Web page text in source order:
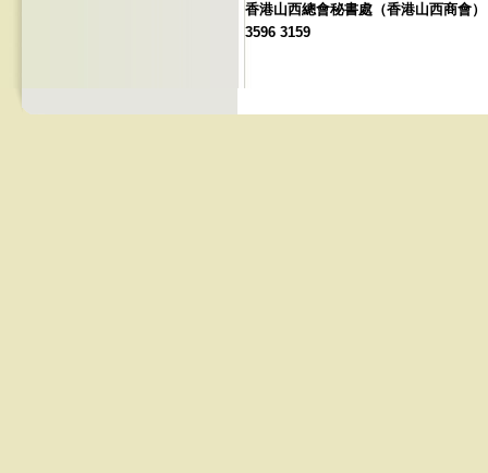
香港山西總會秘書處 （香港山西商會
3596 3159